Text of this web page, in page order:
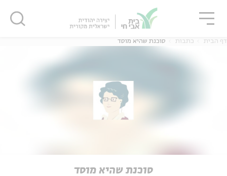
אנגלית
אנגלית
דף הבית כתבות סוכנת שהיא מוסד
סוכנת שהיא מוסד
סגור